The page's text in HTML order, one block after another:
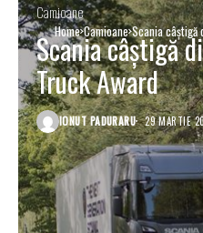
Home Camioane Scania câștigă
Camioane
Scania câștigă
Truck Award
IONUT PADURARU 29 MARTIE